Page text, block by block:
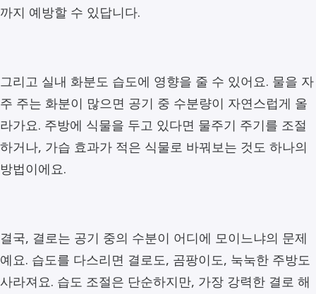
까지 예방할 수 있답니다.
그리고 실내 화분도 습도에 영향을 줄 수 있어요. 물을 자
주 주는 화분이 많으면 공기 중 수분량이 자연스럽게 올
라가요. 주방에 식물을 두고 있다면 물주기 주기를 조절
하거나, 가습 효과가 적은 식물로 바꿔보는 것도 하나의
방법이에요.
결국, 결로는 공기 중의 수분이 어디에 모이느냐의 문제
예요. 습도를 다스리면 결로도, 곰팡이도, 눅눅한 주방도
사라져요. 습도 조절은 단순하지만, 가장 강력한 결로 해